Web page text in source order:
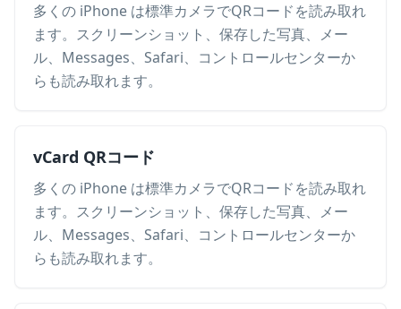
多くの iPhone は標準カメラでQRコードを読み取れ
ます。スクリーンショット、保存した写真、メー
ル、Messages、Safari、コントロールセンターか
らも読み取れます。
vCard QRコード
多くの iPhone は標準カメラでQRコードを読み取れ
ます。スクリーンショット、保存した写真、メー
ル、Messages、Safari、コントロールセンターか
らも読み取れます。